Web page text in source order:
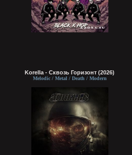
Korella - Сквозь Горизонт (2026)
Melodic / Metal / Death / Modern